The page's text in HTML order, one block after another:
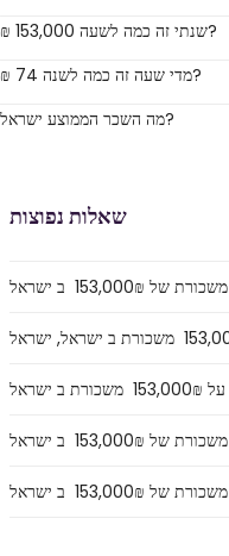
₪ 153,000 שנתי זה כמה לשעה?
₪ 74 מדי שעה זה כמה לשנה?
מה השכר הממוצע ישראל?
שאלות נפוצות